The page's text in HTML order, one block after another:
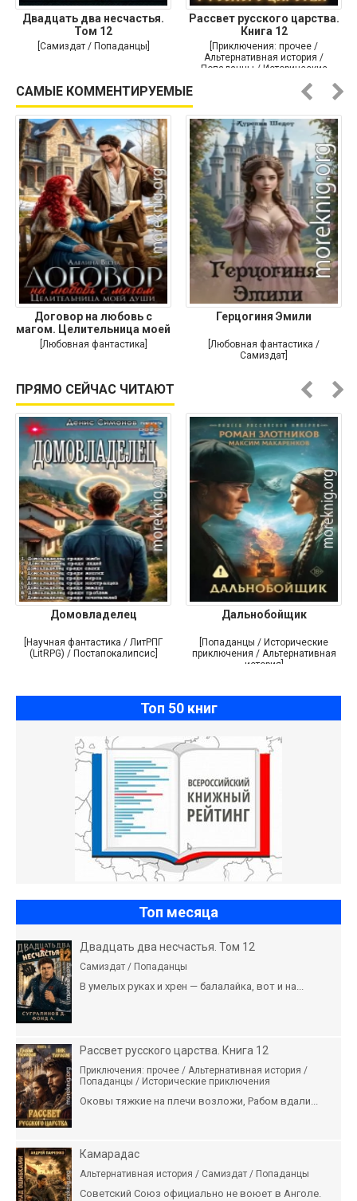
Двадцать два несчастья.
Том 12
[Самиздат / Попаданцы]
Рассвет русского царства.
Книга 12
[Приключения: прочее /
Альтернативная история /
Попаданцы / Исторические
САМЫЕ КОММЕНТИРУЕМЫЕ
Договор на любовь с
магом. Целительница моей
души
[Любовная фантастика]
Герцогиня Эмили
[Любовная фантастика /
Самиздат]
ПРЯМО СЕЙЧАС ЧИТАЮТ
Домовладелец
[Научная фантастика / ЛитРПГ
(LitRPG) / Постапокалипсис]
Дальнобойщик
[Попаданцы / Исторические
приключения / Альтернативная
история]
Топ 50 книг
Топ месяца
Двадцать два несчастья. Том 12
Самиздат / Попаданцы
В умелых руках и хрен — балалайка, вот и на...
Рассвет русского царства. Книга 12
Приключения: прочее / Альтернативная история /
Попаданцы / Исторические приключения
Оковы тяжкие на плечи возложи, Рабом вдали...
Камарадас
Альтернативная история / Самиздат / Попаданцы
Советский Союз официально не воюет в Анголе.